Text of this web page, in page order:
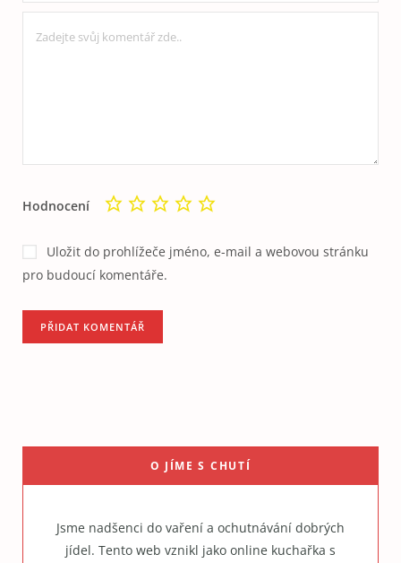
Hodnocení
Uložit do prohlížeče jméno, e-mail a webovou stránku
pro budoucí komentáře.
O JÍME S CHUTÍ
Jsme nadšenci do vaření a ochutnávání dobrých
jídel. Tento web vznikl jako online kuchařka s